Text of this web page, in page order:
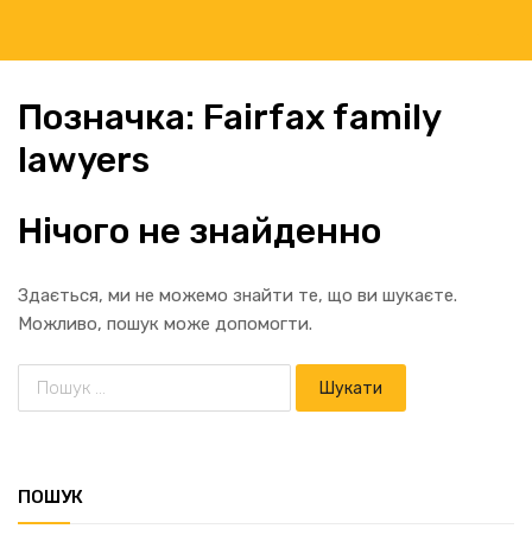
Позначка: Fairfaxfamily
lawyers
Нічого не знайденно
Здається, ми не можемо знайти те, що ви шукаєте.
Можливо, пошук може допомогти.
ПОШУК